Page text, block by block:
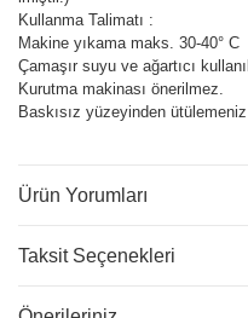
Kullanma Talimatı :
Makine yıkama maks. 30-40° C
Çamaşır suyu ve ağartıcı
Kurutma makinası önerilmez.
Baskısız yüzeyinden
Ürün Yorumları
Taksit Seçenekleri